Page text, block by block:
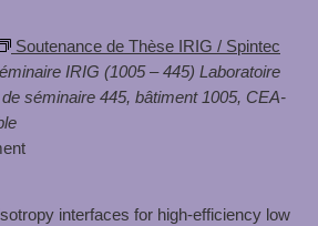
Soutenance de Thèse IRIG / Spintec
IRIG (1005 – 445) Laboratoire
séminaire 445, bâtiment 1005, CEA-
interfaces for high-efficiency low